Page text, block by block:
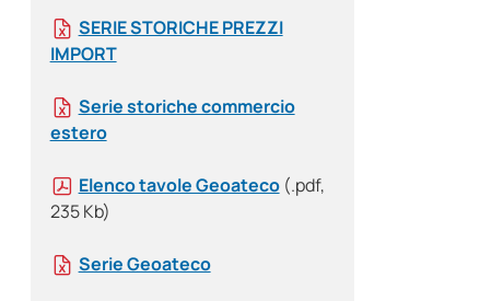
SERIE STORICHE PREZZI
IMPORT
Serie storiche commercio
estero
Elenco tavole Geoateco (.pdf,
235 Kb)
Serie Geoateco